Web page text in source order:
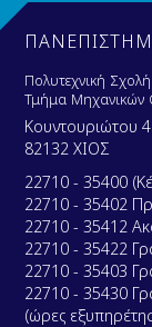
Πολυτεχνική Σχολή
Τμήμα Μηχανικών
Κουντουριώτου
82132 ΧΙΟΣ
22710 - 35400
22710 - 35402
22710 - 35412
22710 - 35422
22710 - 35403
22710 - 35430
(ώρες